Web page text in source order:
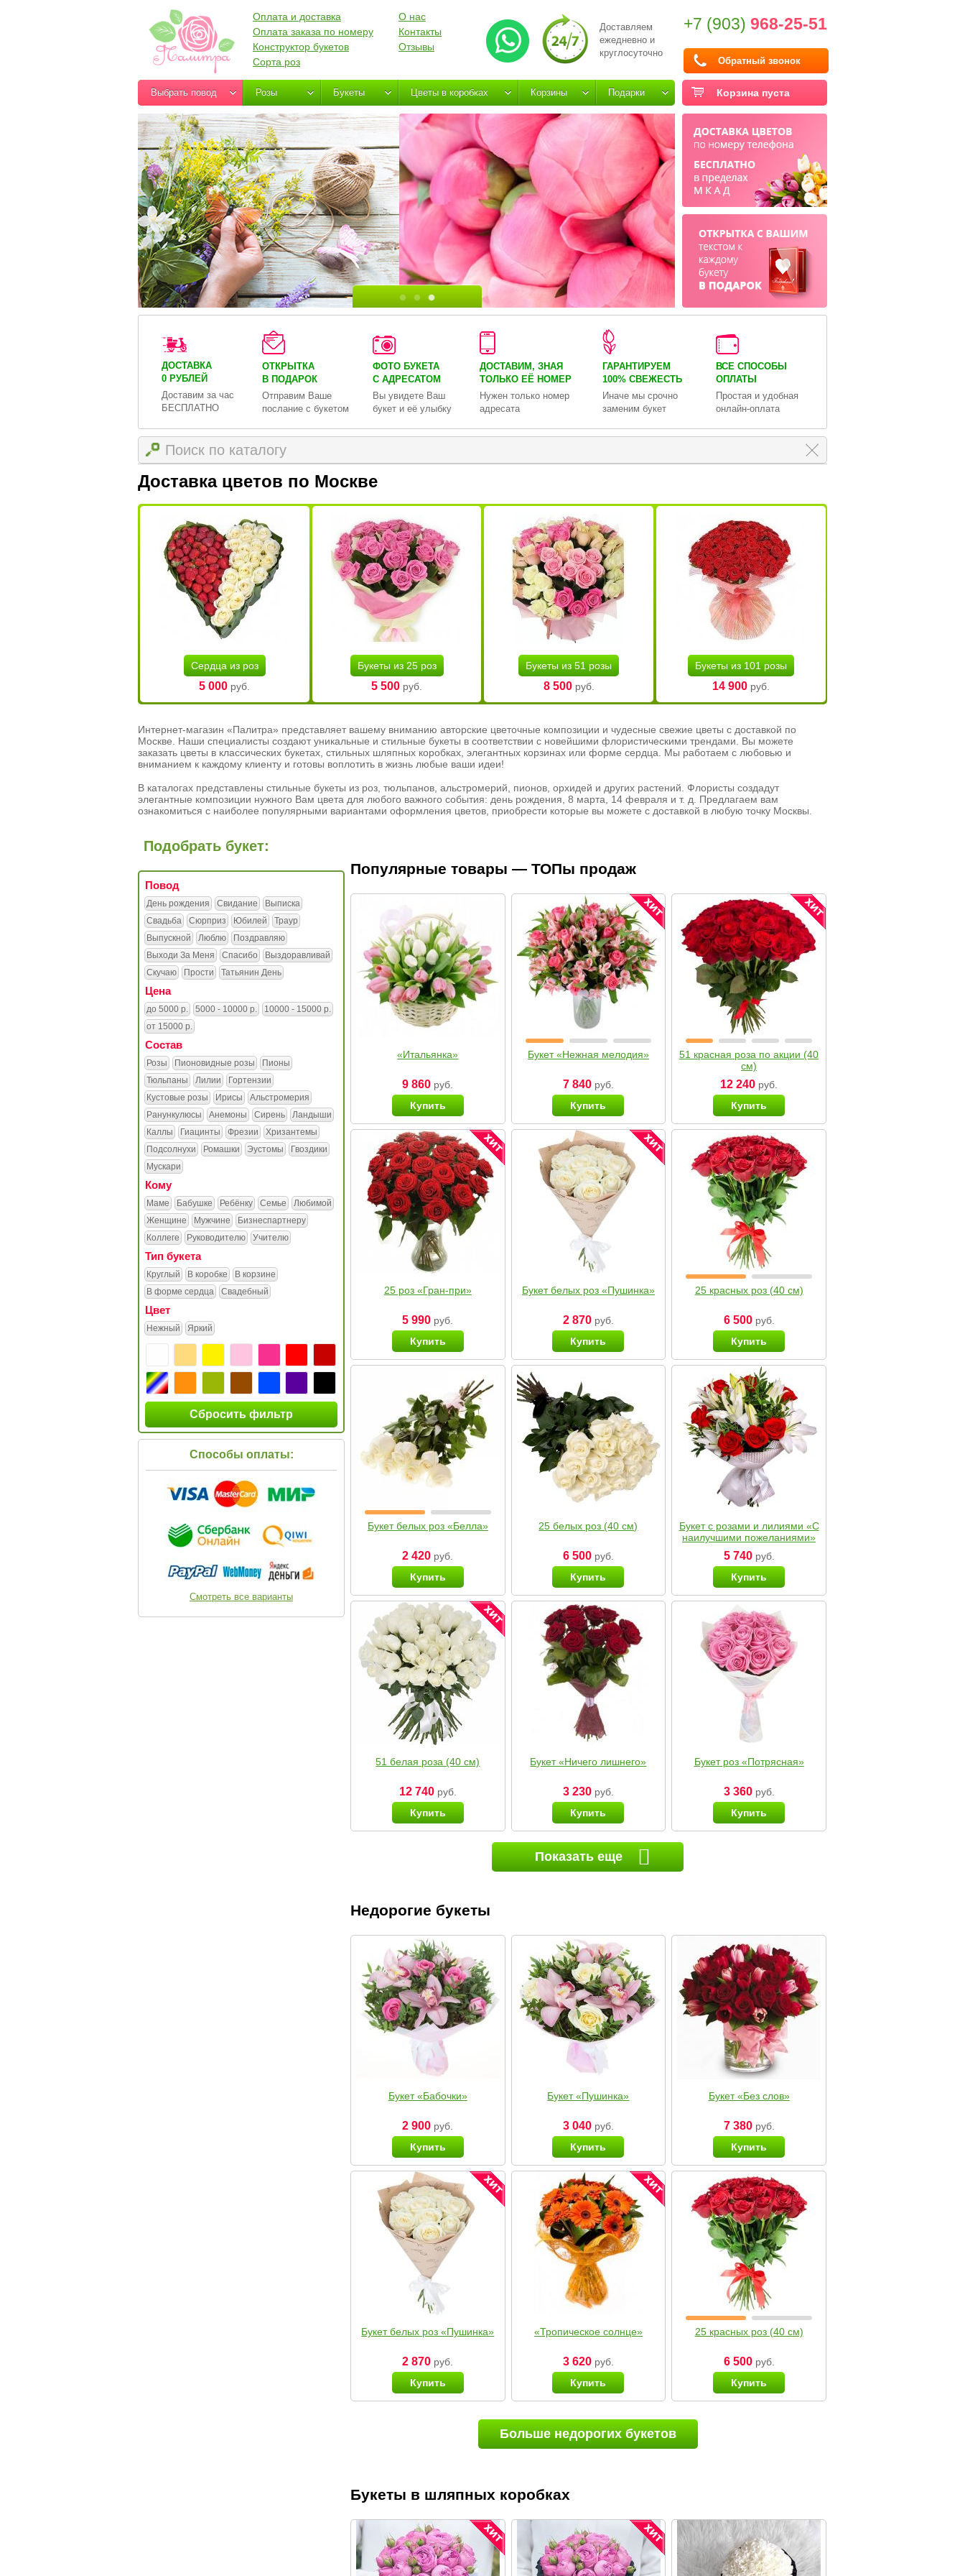
Доставляем
ежедневно и
круглосуточно
+7 (903) 968-25-51
Обратный звонок
Оплата и доставка
Оплата заказа по номеру
Конструктор букетов
Сорта роз
О нас
Контакты
Отзывы
Корзина пуста
Выбрать повод Розы Букеты Цветы в коробках Корзины Подарки
ДОСТАВКА
0 РУБЛЕЙ
Доставим за час
БЕСПЛАТНО
ОТКРЫТКА
В ПОДАРОК
Отправим Ваше
послание с букетом
ФОТО БУКЕТА
С АДРЕСАТОМ
Вы увидете Ваш
букет и её улыбку
ДОСТАВИМ, ЗНАЯ
ТОЛЬКО ЕЁ НОМЕР
Нужен только номер
адресата
ГАРАНТИРУЕМ
100% СВЕЖЕСТЬ
Иначе мы срочно
заменим букет
ВСЕ СПОСОБЫ
ОПЛАТЫ
Простая и удобная
онлайн-оплата
Доставка цветов по Москве
Сердца из роз
5 000 руб.
Букеты из 25 роз
5 500 руб.
Букеты из 51 розы
8 500руб.
Букеты из 101 розы
14 900руб.
Интернет-магазин «Палитра» представляет вашему вниманию авторские цветочные композиции и чудесные свежие цветы с доставкой по
Москве. Наши специалисты создают уникальные и стильные букеты в соответствии с новейшими флористическими трендами. Вы можете
заказать цветы в классических букетах, стильных шляпных коробках, элегантных корзинах или форме сердца. Мы работаем с любовью и
вниманием к каждому клиенту и готовы воплотить в жизнь любые ваши идеи!
В каталогах представлены стильные букеты из роз, тюльпанов, альстромерий, пионов, орхидей и других растений. Флористы создадут
элегантные композиции нужного Вам цвета для любого важного события: день рождения, 8 марта, 14 февраля и т. д. Предлагаем вам
ознакомиться с наиболее популярными вариантами оформления цветов, приобрести которые вы можете с доставкой в любую точку Москвы.
Подобрать букет:
Повод
День рождения Свидание
Выписка
Свадьба
Сюрприз Юбилей
Траур
Выпускной
Люблю
Поздравляю
Выходи За Меня
Спасибо
Выздоравливай
Скучаю
Прости Татьянин День
Цена
до 5000 р. 5000 - 10000 р.
10000 - 15000 р.
от 15000 р.
Состав
Розы Пионовидные розы
Пионы
Тюльпаны
Лилии
Гортензии
Кустовые розы
Ирисы
Альстромерия
Ранункулюсы
Анемоны Сирень
Ландыши
Каллы
Гиацинты Фрезии
Хризантемы
Подсолнухи
Ромашки Эустомы
Гвоздики
Мускари
Кому
Маме Бабушке Ребёнку Семье
Любимой
Женщине
Мужчине
Бизнеспартнеру
Коллеге
Руководителю Учителю
Тип букета
Круглый В коробке
В корзине
В форме сердца
Свадебный
Цвет
Нежный Яркий
Сбросить фильтр
Способы оплаты:
Смотреть все варианты
Популярные товары — ТОПы продаж
«Итальянка»
9 860 руб.
Купить
Букет «Нежная мелодия»
7 840руб.
Купить
51 красная роза по акции (40
см)
12 240 руб.
Купить
25 роз «Гран-при»
5 990 руб.
Купить
Букет белых роз «Пушинка»
2 870руб.
Купить
25 красных роз (40 см)
6 500руб.
Купить
Букет белых роз «Белла»
2 420 руб.
Купить
25 белых роз (40 см)
6 500руб.
Купить
Букет с розами и лилиями «С
наилучшими пожеланиями»
5 740руб.
Купить
51 белая роза (40 см)
12 740руб.
Купить
Букет «Ничего лишнего»
3 230руб.
Купить
Букет роз «Потрясная»
3 360руб.
Купить
Показать еще
Недорогие букеты
Букет «Бабочки»
2 900 руб.
Купить
Букет «Пушинка»
3 040руб.
Купить
Букет «Без слов»
7 380руб.
Купить
Букет белых роз «Пушинка»
2 870 руб.
Купить
«Тропическое солнце»
3 620руб.
Купить
25 красных роз (40 см)
6 500руб.
Купить
Больше недорогих букетов
Букеты в шляпных коробках